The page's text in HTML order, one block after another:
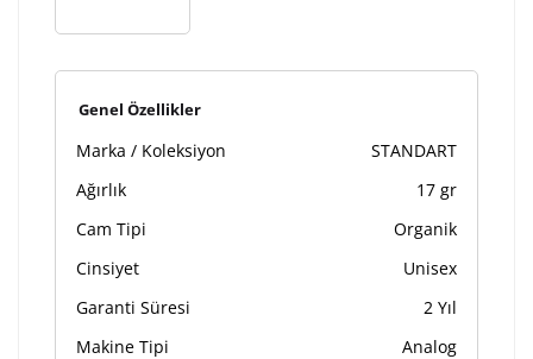
Genel Özellikler
Marka / Koleksiyon
STANDART
Ağırlık
17 gr
Cam Tipi
Organik
Cinsiyet
Unisex
Garanti Süresi
2 Yıl
Makine Tipi
Analog